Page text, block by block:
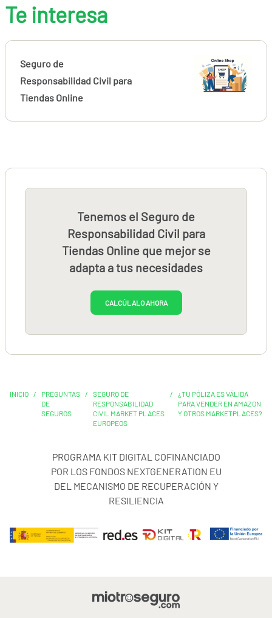
Te interesa
Seguro de
Responsabilidad Civil para
Tiendas Online
Tenemos el Seguro de
Responsabilidad Civil para
Tiendas Online que mejor se
adapta a tus necesidades
CALCÚLALO AHORA
INICIO /
PREGUNTAS
DE
SEGUROS
/
SEGURO DE
RESPONSABILIDAD
CIVIL MARKET PLACES
EUROPEOS
/
¿TU PÓLIZA ES VÁLIDA
PARA VENDER EN AMAZON
Y OTROS MARKETPLACES?
PROGRAMA KIT DIGITAL COFINANCIADO
POR LOS FONDOS NEXTGENERATION EU
DEL MECANISMO DE RECUPERACIÓN Y
RESILIENCIA